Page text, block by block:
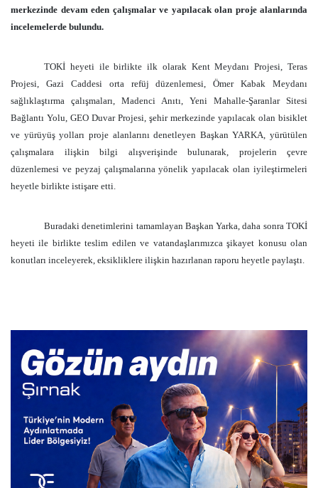
merkezinde devam eden çalışmalar ve yapılacak olan proje alanlarında
incelemelerde bulundu.
TOKİ heyeti ile birlikte ilk olarak Kent Meydanı Projesi, Teras
Projesi, Gazi Caddesi orta refüj düzenlemesi, Ömer Kabak Meydanı
sağlıklaştırma çalışmaları, Madenci Anıtı, Yeni Mahalle-Şaranlar Sitesi
Bağlantı Yolu, GEO Duvar Projesi, şehir merkezinde yapılacak olan bisiklet
ve yürüyüş yolları proje alanlarını denetleyen Başkan YARKA, yürütülen
çalışmalara ilişkin bilgi alışverişinde bulunarak, projelerin çevre
düzenlemesi ve peyzaj çalışmalarına yönelik yapılacak olan iyileştirmeleri
heyetle birlikte istişare etti.
Buradaki denetimlerini tamamlayan Başkan Yarka, daha sonra TOKİ
heyeti ile birlikte teslim edilen ve vatandaşlarımızca şikayet konusu olan
konutları inceleyerek, eksikliklere ilişkin hazırlanan raporu heyetle paylaştı.